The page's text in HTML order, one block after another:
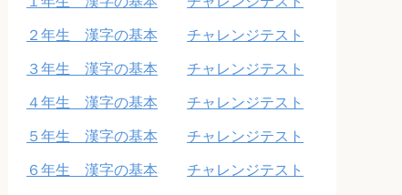
２年生 漢字の基本 チャレンジテスト
３年生 漢字の基本 チャレンジテスト
４年生 漢字の基本 チャレンジテスト
５年生 漢字の基本 チャレンジテスト
６年生 漢字の基本 チャレンジテスト